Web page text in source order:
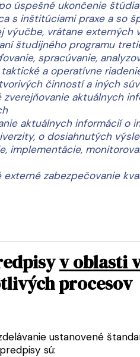
úspešné ukončenie štúdia
s inštitúciami praxe a so
výučbe, vrátane
študijného programu
spracúvanie,
a operatívne
činností a iných
zverejňovanie aktuálnych
aktuálnych informácií o
o dosiahnutých
implementácie,
externé zabezpečovanie
v oblasti
procesov
ustanovené
sú: